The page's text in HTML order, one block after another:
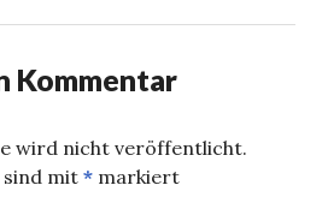
Kommentar
wird nicht veröffentlicht.
sind mit* markiert